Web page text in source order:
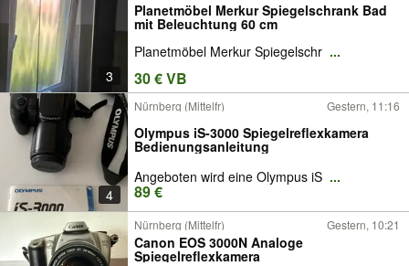
3
Planetmöbel Merkur Spiegelschrank Bad
mit Beleuchtung 60 cm
Planetmöbel Merkur Spiegelschr ...
30 € VB
4
Nürnberg (Mittelfr) Gestern, 11:16
Olympus iS-3000 Spiegelreflexkamera
Bedienungsanleitung
Angeboten wird eine Olympus iS ...
89 €
Nürnberg (Mittelfr) Gestern, 10:21
Canon EOS 3000N Analoge
Spiegelreflexkamera